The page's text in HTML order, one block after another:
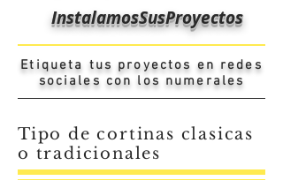
InstalamosSusProyectos
Etiqueta tus proyectos en redes
sociales con los numerales
Tipo de cortinas clasicas
o tradicionales